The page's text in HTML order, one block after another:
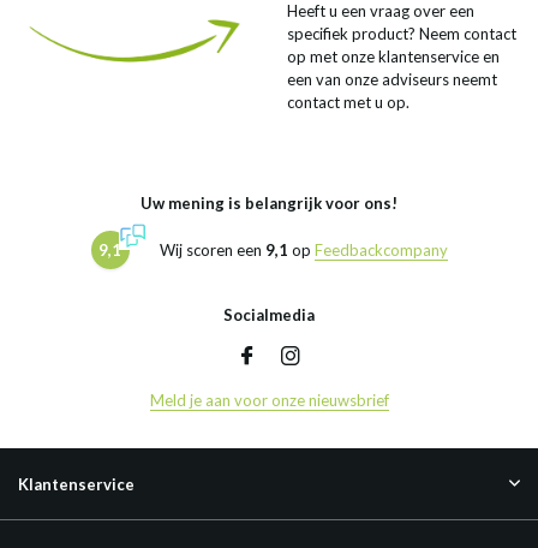
Heeft u een vraag over een
specifiek product? Neem contact
op met onze klantenservice en
een van onze adviseurs neemt
contact met u op.
Uw mening is belangrijk voor ons!
9,1 Wij scoren een 9,1 op Feedbackcompany
Socialmedia
Meld je aan voor onze nieuwsbrief
Klantenservice